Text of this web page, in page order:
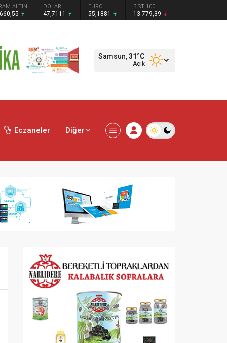
ALTIN DOLAR
47,7111
EURO
55,1881
BIST 100
13.779,39
Samsun,31 °C
Açık
Eczaneler Diğer